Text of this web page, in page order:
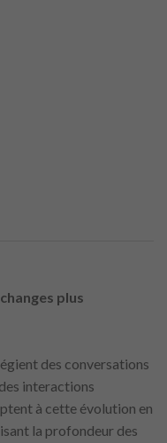
plus
des conversations
interactions
à cette évolution en
la profondeur des